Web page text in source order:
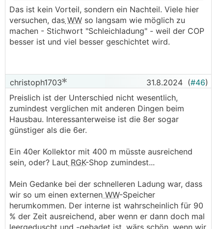
..
Das ist kein Vorteil, sondern ein Nachteil. Viele hier
versuchen, das WW so langsam wie möglich zu
machen - Stichwort "Schleichladung" - weil der COP
besser ist und viel besser geschichtet wird.
christoph1703 31.8.2024 (#46)
Preislich ist der Unterschied nicht wesentlich,
zumindest verglichen mit anderen Dingen beim
Hausbau. Interessanterweise ist die 8er sogar
günstiger als die 6er.
Ein 40er Kollektor mit 400 m müsste ausreichend
sein, oder? Laut RGK-Shop zumindest...
Mein Gedanke bei der schnelleren Ladung war, dass
wir so um einen externen WW-Speicher
herumkommen. Der interne ist wahrscheinlich für 90
% der Zeit ausreichend, aber wenn er dann doch mal
leergeduscht und -gebadet ist, wärs schön, wenn wir